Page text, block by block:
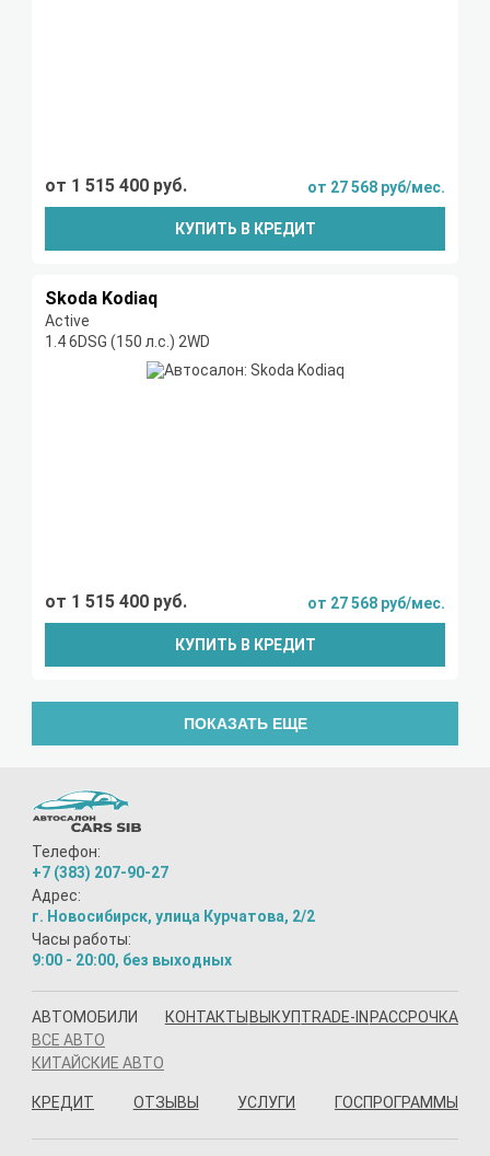
от 1 515 400 руб. от 27 568 руб/мес.
КУПИТЬ В КРЕДИТ
Skoda Kodiaq
Active
1.4 6DSG (150 л.с.) 2WD
от 1 515 400 руб. от 27 568 руб/мес.
КУПИТЬ В КРЕДИТ
ПОКАЗАТЬ ЕЩЕ
Телефон:
+7 (383) 207-90-27
Адрес:
г. Новосибирск, улица Курчатова, 2/2
Часы работы:
9:00 - 20:00, без выходных
АВТОМОБИЛИ
ВСЕ АВТО
КИТАЙСКИЕ АВТО
КОНТАКТЫ ВЫКУПTRADE-IN РАССРОЧКА
КРЕДИТ ОТЗЫВЫ УСЛУГИ ГОСПРОГРАММЫ